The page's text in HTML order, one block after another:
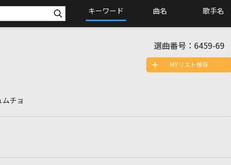
キーワード 曲名 歌手名
選曲番号： 6459-69
チョ
MYリスト保存